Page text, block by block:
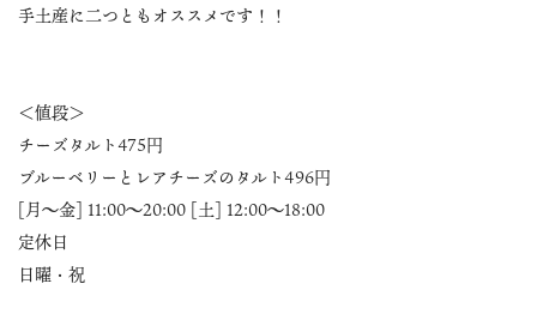
手土産に二つともオススメです！！
＜値段＞
チーズタルト475円
ブルーベリーとレアチーズのタルト496円
[月～金] 11:00～20:00 [土] 12:00～18:00
定休日
日曜・祝